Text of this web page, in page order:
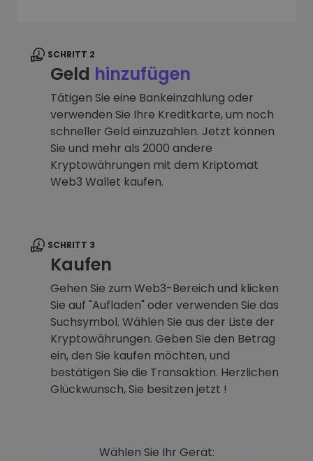
SCHRITT 2
Geld hinzufügen
Tätigen Sie eine Bankeinzahlung oder
verwenden Sie Ihre Kreditkarte, um noch
schneller Geld einzuzahlen. Jetzt können
Sie und mehr als 2000 andere
Kryptowährungen mit dem Kriptomat
Web3 Wallet kaufen.
SCHRITT 3
Kaufen
Gehen Sie zum Web3-Bereich und klicken
Sie auf "Aufladen" oder verwenden Sie das
Suchsymbol. Wählen Sie aus der Liste der
Kryptowährungen. Geben Sie den Betrag
ein, den Sie kaufen möchten, und
bestätigen Sie die Transaktion. Herzlichen
Glückwunsch, Sie besitzen jetzt !
Wählen Sie Ihr Gerät: